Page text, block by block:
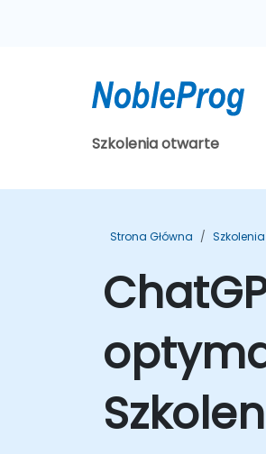
Szkolenia otwarte
Strona Główna